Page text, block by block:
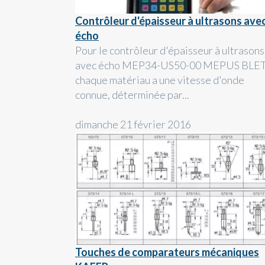
Contrôleur d'épaisseur à ultrasons
écho
Pour le contrôleur d'épaisseur à ultrasons
avec écho MEP34-US50-00 MEPUS
chaque matériau a une vitesse d'onde
connue, déterminée par...
dimanche 21 février 2016
Touches de comparateurs mécaniques